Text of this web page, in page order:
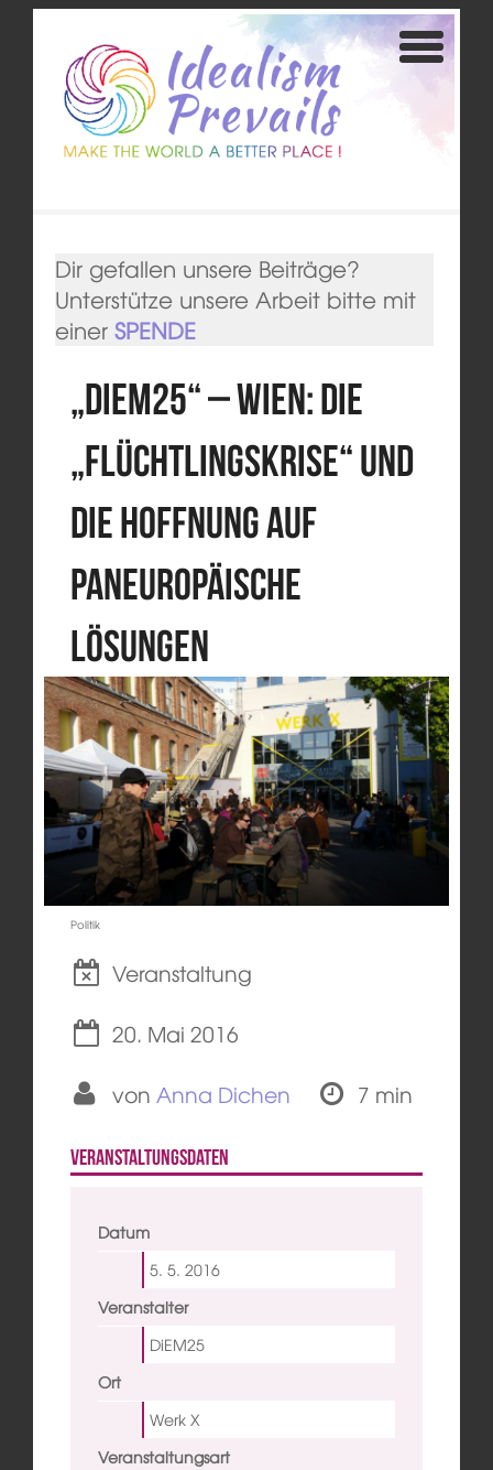
Dir gefallen unsere Beiträge?
Unterstütze unsere Arbeit bitte mit
einer SPENDE
„DiEM25“ – Wien: Die
„Flüchtlingskrise“ und
die Hoffnung auf
paneuropäische
Lösungen
Politik
Veranstaltung
20. Mai 2016
von Anna Dichen 7 min
Veranstaltungsdaten
Datum
5. 5. 2016
Veranstalter
DiEM25
Ort
Werk X
Veranstaltungsart